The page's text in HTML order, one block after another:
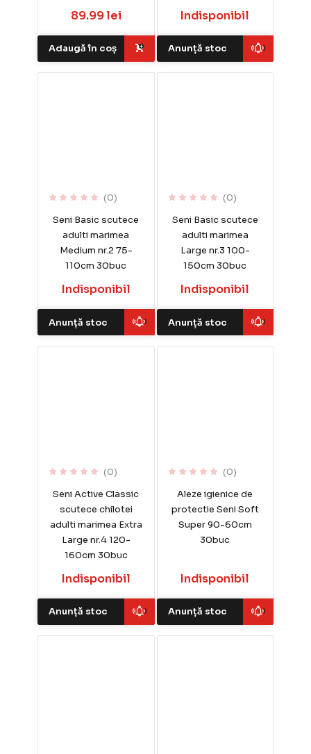
89.99 lei
Adaugă în coș
Indisponibil
Anunță stoc
(0)
Seni Basic scutece
adulti marimea
Medium nr.2 75-
110cm 30buc
Indisponibil
Anunță stoc
(0)
Seni Basic scutece
adulti marimea
Large nr.3 100-
150cm 30buc
Indisponibil
Anunță stoc
(0)
Seni Active Classic
scutece chilotei
adulti marimea Extra
Large nr.4 120-
160cm 30buc
Indisponibil
Anunță stoc
(0)
Aleze igienice de
protectie Seni Soft
Super 90-60cm
30buc
Indisponibil
Anunță stoc